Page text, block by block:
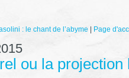
: le chant de l’abyme Page
ou la projection